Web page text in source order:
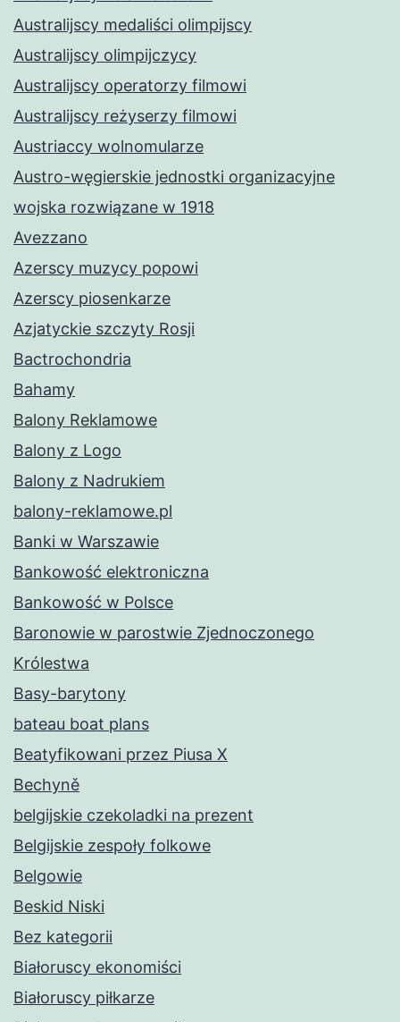
Australijscy medaliści olimpijscy
Australijscy olimpijczycy
Australijscy operatorzy filmowi
Australijscy reżyserzy filmowi
Austriaccy wolnomularze
Austro-węgierskie jednostki organizacyjne
wojska rozwiązane w 1918
Avezzano
Azerscy muzycy popowi
Azerscy piosenkarze
Azjatyckie szczyty Rosji
Bactrochondria
Bahamy
Balony Reklamowe
Balony z Logo
Balony z Nadrukiem
balony-reklamowe.pl
Banki w Warszawie
Bankowość elektroniczna
Bankowość w Polsce
Baronowie w parostwie Zjednoczonego
Królestwa
Basy-barytony
bateau boat plans
Beatyfikowani przez Piusa X
Bechyně
belgijskie czekoladki na prezent
Belgijskie zespoły folkowe
Belgowie
Beskid Niski
Bez kategorii
Białoruscy ekonomiści
Białoruscy piłkarze